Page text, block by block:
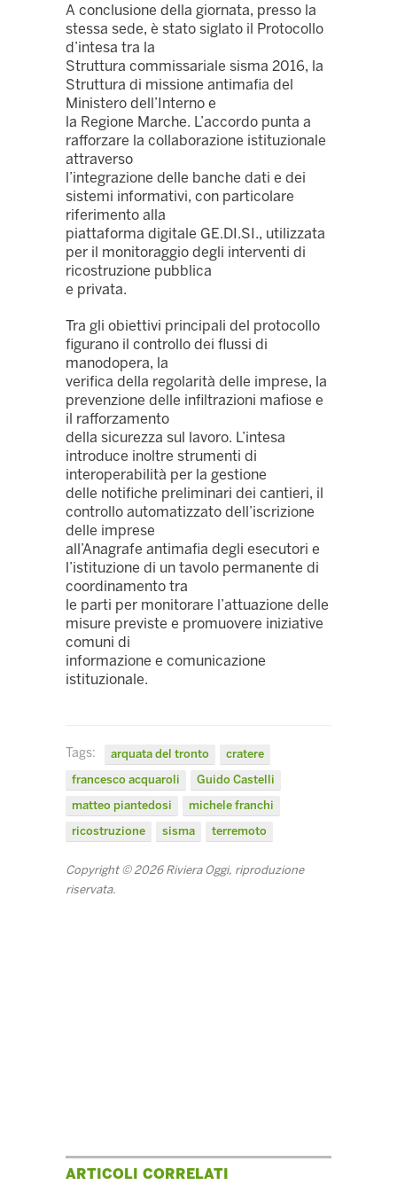
A conclusione della giornata, presso la
stessa sede, è stato siglato il Protocollo
d’intesa tra la
Struttura commissariale sisma 2016, la
Struttura di missione antimafia del
Ministero dell’Interno e
la Regione Marche. L’accordo punta a
rafforzare la collaborazione istituzionale
attraverso
l’integrazione delle banche dati e dei
sistemi informativi, con particolare
riferimento alla
piattaforma digitale GE.DI.SI., utilizzata
per il monitoraggio degli interventi di
ricostruzione pubblica
e privata.
Tra gli obiettivi principali del protocollo
figurano il controllo dei flussi di
manodopera, la
verifica della regolarità delle imprese, la
prevenzione delle infiltrazioni mafiose e
il rafforzamento
della sicurezza sul lavoro. L’intesa
introduce inoltre strumenti di
interoperabilità per la gestione
delle notifiche preliminari dei cantieri, il
controllo automatizzato dell’iscrizione
delle imprese
all’Anagrafe antimafia degli esecutori e
l’istituzione di un tavolo permanente di
coordinamento tra
le parti per monitorare l’attuazione delle
misure previste e promuovere iniziative
comuni di
informazione e comunicazione
istituzionale.
Tags: arquata del tronto
cratere
francesco acquaroli
Guido Castelli
matteo piantedosi
michele franchi
ricostruzione
sisma terremoto
Copyright © 2026 Riviera Oggi, riproduzione
riservata.
ARTICOLI CORRELATI